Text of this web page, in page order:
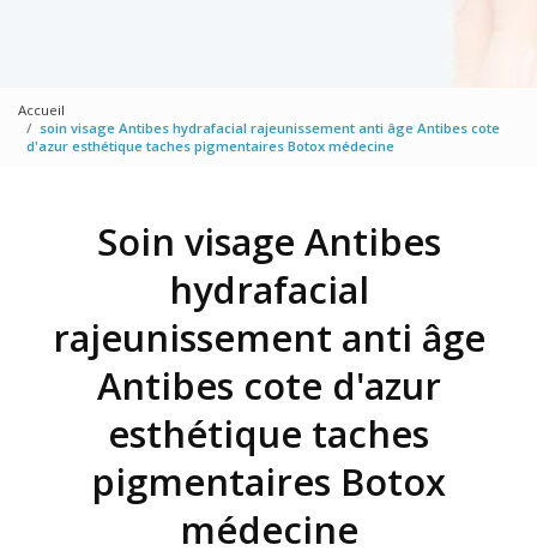
Accueil
soin visage Antibes hydrafacial rajeunissement anti âge Antibes cote
d'azur esthétique taches pigmentaires Botox médecine
Soin visage Antibes
hydrafacial
rajeunissement anti âge
Antibes cote d'azur
esthétique taches
pigmentaires Botox
médecine